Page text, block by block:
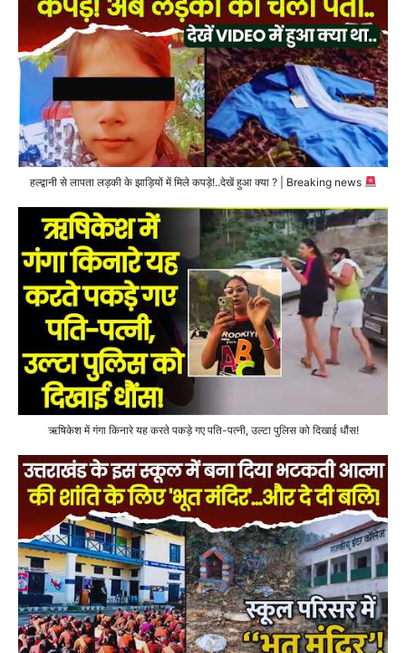
हल्द्वानी से लापता लड़की के झाड़ियों में मिले कपड़े!..देखें हुआ क्या ? | Breaking news
ऋषिकेश में गंगा किनारे यह करते पकड़े गए पति-पत्नी, उल्टा पुलिस को दिखाई धौंस!